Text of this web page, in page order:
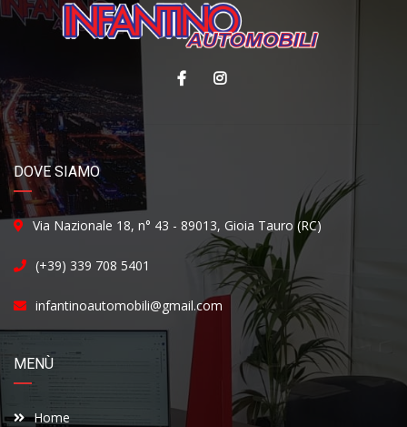
DOVE SIAMO
Via Nazionale 18, n° 43 - 89013, Gioia Tauro (RC)
(+39) 339 708 5401
infantinoautomobili@gmail.com
MENÙ
Home